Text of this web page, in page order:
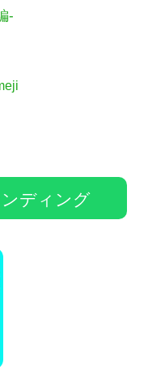
-
ディング